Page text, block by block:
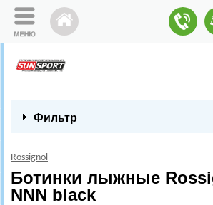
Фильтр
Rossignol
Ботинки лыжные
NNN black